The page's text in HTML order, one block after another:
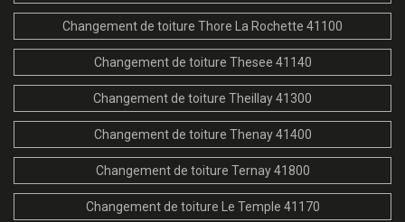
Changement de toiture Thore La Rochette 41100
Changement de toiture Thesee 41140
Changement de toiture Theillay 41300
Changement de toiture Thenay 41400
Changement de toiture Ternay 41800
Changement de toiture Le Temple 41170